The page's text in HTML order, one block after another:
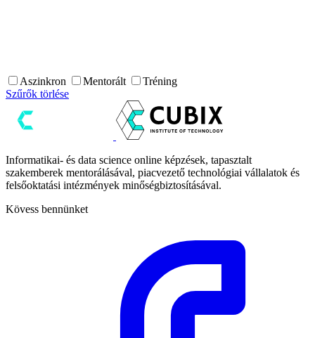
Aszinkron Mentorált
Tréning
Szűrők törlése
Informatikai- és data science online képzések, tapasztalt
szakemberek mentorálásával, piacvezető technológiai vállalatok és
felsőoktatási intézmények minőségbiztosításával.
Kövess bennünket